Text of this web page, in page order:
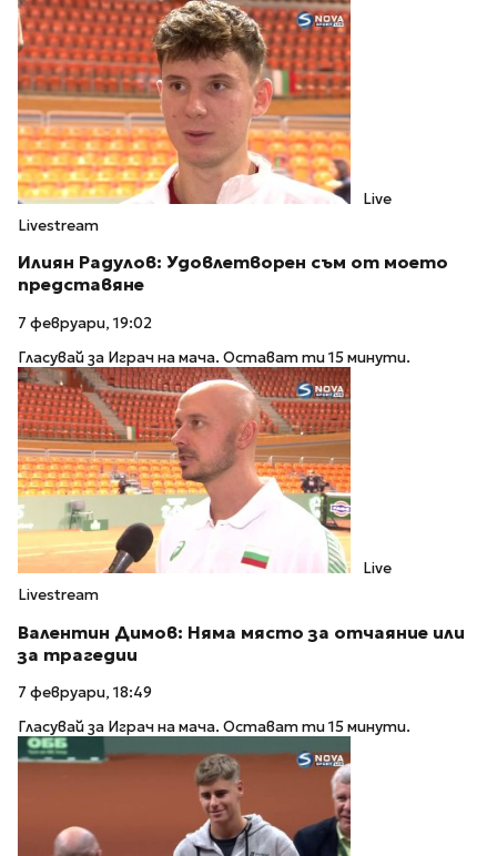
Live
Livestream
Илиян Радулов: Удовлетворен съм от моето
представяне
7 февруари, 19:02
Гласувай за Играч на мача. Остават ти 15 минути.
Live
Livestream
Валентин Димов: Няма място за отчаяние или
за трагедии
7 февруари, 18:49
Гласувай за Играч на мача. Остават ти 15 минути.